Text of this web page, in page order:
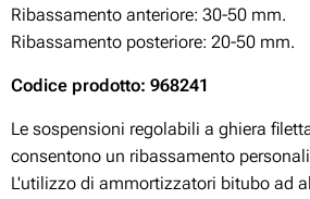
Ribassamento anteriore: 30-50 mm.
Ribassamento posteriore: 20-50 mm.
Codice prodotto: 968241
Le sospensioni regolabili a ghiera
consentono un ribassamento
L'utilizzo di ammortizzatori bitubo ad